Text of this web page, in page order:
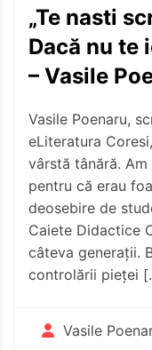
„Te nasti
Dacă nu te
– Vasile
Vasile Poenaru,
eLiteratura
vârstă tânără.
pentru că erau
deosebire de
Caiete Didactice
câteva generații.
controlării pieței
Vasile